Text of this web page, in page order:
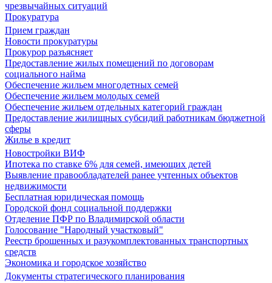
чрезвычайных ситуаций
Прокуратура
Прием граждан
Новости прокуратуры
Прокурор разъясняет
Предоставление жилых помещений по договорам
социального найма
Обеспечение жильем многодетных семей
Обеспечение жильем молодых семей
Обеспечение жильем отдельных категорий граждан
Предоставление жилищных субсидий работникам бюджетной
сферы
Жилье в кредит
Новостройки ВИФ
Ипотека по ставке 6% для семей, имеющих детей
Выявление правообладателей ранее учтенных объектов
недвижимости
Бесплатная юридическая помощь
Городской фонд социальной поддержки
Отделение ПФР по Владимирской области
Голосование "Народный участковый"
Реестр брошенных и разукомплектованных транспортных
средств
Экономика и городское хозяйство
Документы стратегического планирования